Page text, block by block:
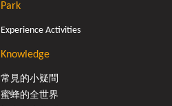
Park
Experience Activities
Knowledge
常見的小疑問
蜜蜂的全世界